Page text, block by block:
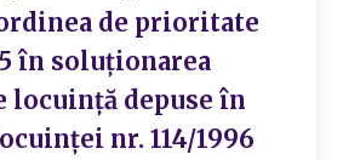
de prioritate
în soluționarea
locuință depuse în
nr. 114/1996